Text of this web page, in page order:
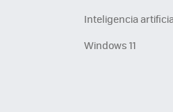
Inteligencia
Windows 11